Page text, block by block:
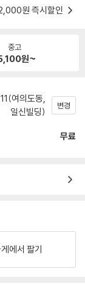
원 즉시할인
중고
원~
여의도동,
일신빌딩)
변경
무료
에서 팔기